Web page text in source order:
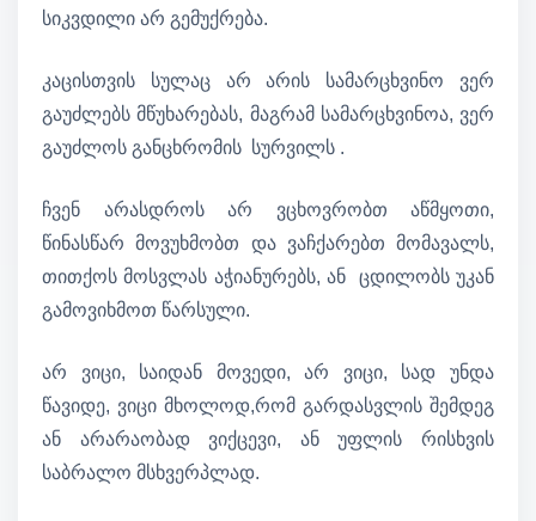
სიკვდილი არ გემუქრება.
კაცისთვის სულაც არ არის სამარცხვინო ვერ
გაუძლებს მწუხარებას, მაგრამ სამარცხვინოა, ვერ
გაუძლოს განცხრომის სურვილს .
ჩვენ არასდროს არ ვცხოვრობთ აწმყოთი,
წინასწარ მოვუხმობთ და ვაჩქარებთ მომავალს,
თითქოს მოსვლას აჭიანურებს, ან ცდილობს უკან
გამოვიხმოთ წარსული.
არ ვიცი, საიდან მოვედი, არ ვიცი, სად უნდა
წავიდე, ვიცი მხოლოდ,რომ გარდასვლის შემდეგ
ან არარაობად ვიქცევი, ან უფლის რისხვის
საბრალო მსხვერპლად.